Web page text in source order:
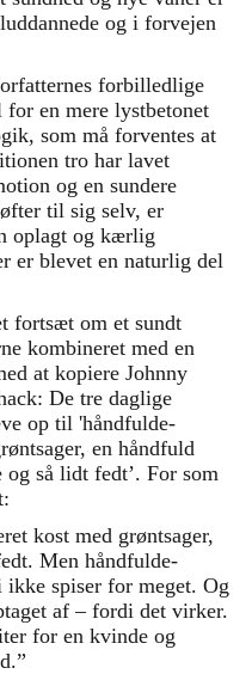
og i forvejen
forbilledlige
en mere lystbetonet
som må forventes at
tro har lavet
og en sundere
til sig selv, er
oplagt og kærlig
er blevet en naturlig del
fortsæt om et sundt
kombineret med en
at kopiere Johnny
De tre daglige
op til 'håndfulde-
en håndfuld
så lidt fedt’. For som
kost med grøntsager,
Men håndfulde-
spiser for meget. Og
af – fordi det virker.
for en kvinde og